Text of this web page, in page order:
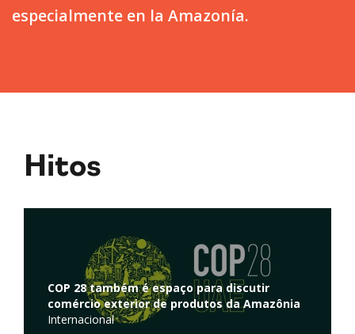
especialmente en la Amazonía.
Hitos
Regulação de atividades de captura e
armazenamento de carbono é discutida na
Câmara dos Deputados
Ambiente